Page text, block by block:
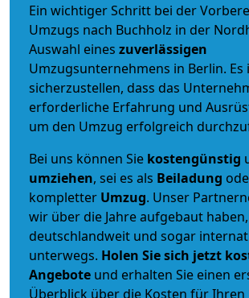
Ein wichtiger Schritt bei der
Umzugs nach Buchholz in der
Auswahl eines zuverlässigen
Umzugsunternehmens in Berlin. Es
sicherzustellen, dass das
erforderliche Erfahrung und
um den Umzug erfolgreich
Bei uns können Sie kostengünstig
umziehen, sei es als Beiladung
kompletter Umzug. Unser
wir über die Jahre aufgebaut
deutschlandweit und sogar
unterwegs. Holen Sie sich jetzt
Angebote und erhalten Sie einen
Überblick über die Kosten für Ihren